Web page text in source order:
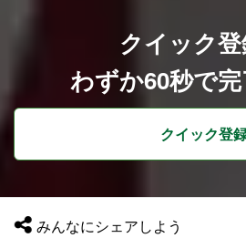
クイック
わずか60秒で
クイック登
みんなにシェアしよう